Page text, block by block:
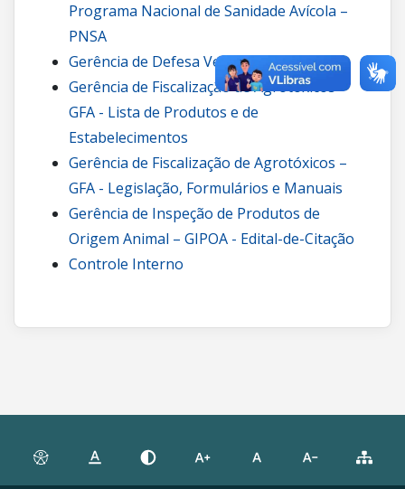
Programa Nacional de Sanidade Avícola –
PNSA
Gerência de Defesa Vegetal – GDV
Gerência de Fiscalização de Agrotóxicos –
GFA - Lista de Produtos e de
Estabelecimentos
Gerência de Fiscalização de Agrotóxicos –
GFA - Legislação, Formulários e Manuais
Gerência de Inspeção de Produtos de
Origem Animal – GIPOA - Edital-de-Citação
Controle Interno